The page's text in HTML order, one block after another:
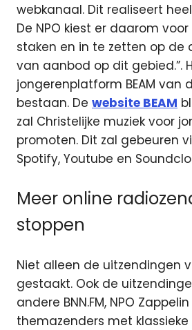
webkanaal. Dit realiseert
De NPO kiest er daarom
staken en in te zetten op de
van aanbod op dit gebied.”.
jongerenplatform BEAM van
bestaan. De website BEAM
zal Christelijke muziek voor
promoten. Dit zal gebeuren
Spotify, Youtube en
Meer online
stoppen
Niet alleen de uitzendingen
gestaakt. Ook de
andere BNN.FM, NPO
themazenders met